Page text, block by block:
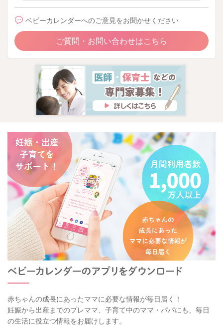
ベビーカレンダーへのご意見をお聞かせください
ご質問・お問い合わせはこちら
赤ちゃんの成長にあったママに必要な情報が毎日届く！
妊娠から出産までのプレママ、子育て中のママ・パパにも、毎日
の生活に役立つ情報をお届けします。